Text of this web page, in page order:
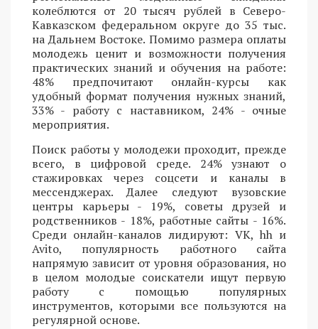
колеблются от 20 тысяч рублей в Северо-
Кавказском федеральном округе до 35 тыс.
на Дальнем Востоке. Помимо размера оплаты
молодежь ценит и возможности получения
практических знаний и обучения на работе:
48% предпочитают онлайн-курсы как
удобный формат получения нужных знаний,
33% - работу с наставником, 24% - очные
мероприятия.
Поиск работы у молодежи проходит, прежде
всего, в цифровой среде. 24% узнают о
стажировках через соцсети и каналы в
мессенджерах. Далее следуют вузовские
центры карьеры - 19%, советы друзей и
родственников - 18%, работные сайты - 16%.
Среди онлайн-каналов лидируют: VK, hh и
Avito, популярность работного сайта
напрямую зависит от уровня образования, но
в целом молодые соискатели ищут первую
работу с помощью популярных
инструментов, которыми все пользуются на
регулярной основе.